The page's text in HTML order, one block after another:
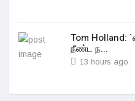
Tom Holland:
நீண்ட ந...
13 hours ago